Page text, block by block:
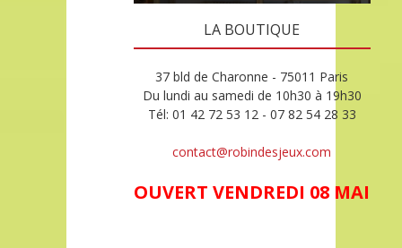
LA BOUTIQUE
37 bld de Charonne - 75011 Paris
Du lundi au samedi de 10h30 à 19h30
Tél: 01 42 72 53 12 - 07 82 54 28 33
contact@robindesjeux.com
OUVERT VENDREDI 08 MAI